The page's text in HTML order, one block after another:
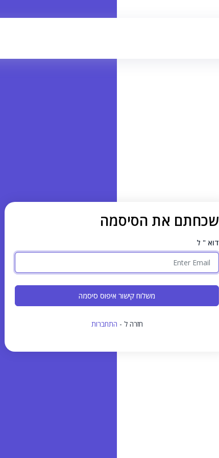
שכחתם את הסיסמה
דוא " ל
משלוח קישור איפוס סיסמה
חזרה ל - התחברות